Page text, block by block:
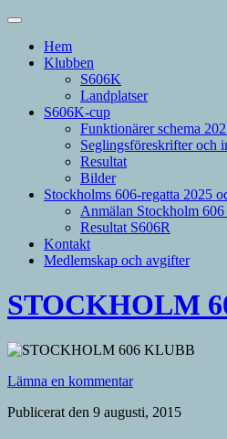
Hem
Klubben
S606K
Landplatser
S606K-cup
Funktionärer schema
Seglingsföreskrifter och
Resultat
Bilder
Stockholms 606-regatta 2025
Anmälan Stockholm
Resultat S606R
Kontakt
Medlemskap och avgifter
STOCKHOLM
Lämna en kommentar
Publicerat den 9 augusti, 2015